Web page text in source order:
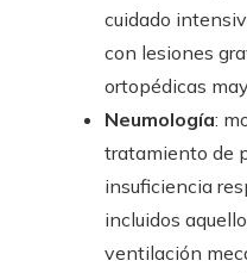
cuidado
con lesiones
ortopédicas
Neumología:
tratamiento de
insuficiencia
incluidos
ventilación